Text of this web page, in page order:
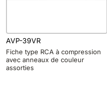
AVP-39VR
Fiche type RCA à compression
avec anneaux de couleur
assorties